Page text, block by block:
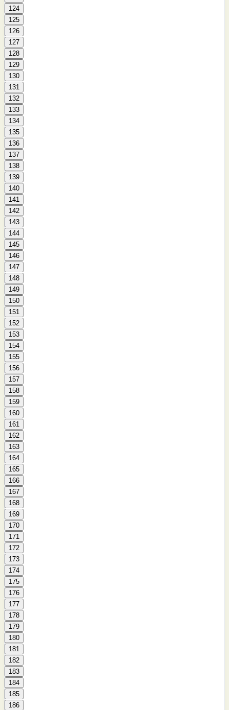
124
125
126
127
128
129
130
131
132
133
134
135
136
137
138
139
140
141
142
143
144
145
146
147
148
149
150
151
152
153
154
155
156
157
158
159
160
161
162
163
164
165
166
167
168
169
170
171
172
173
174
175
176
177
178
179
180
181
182
183
184
185
186